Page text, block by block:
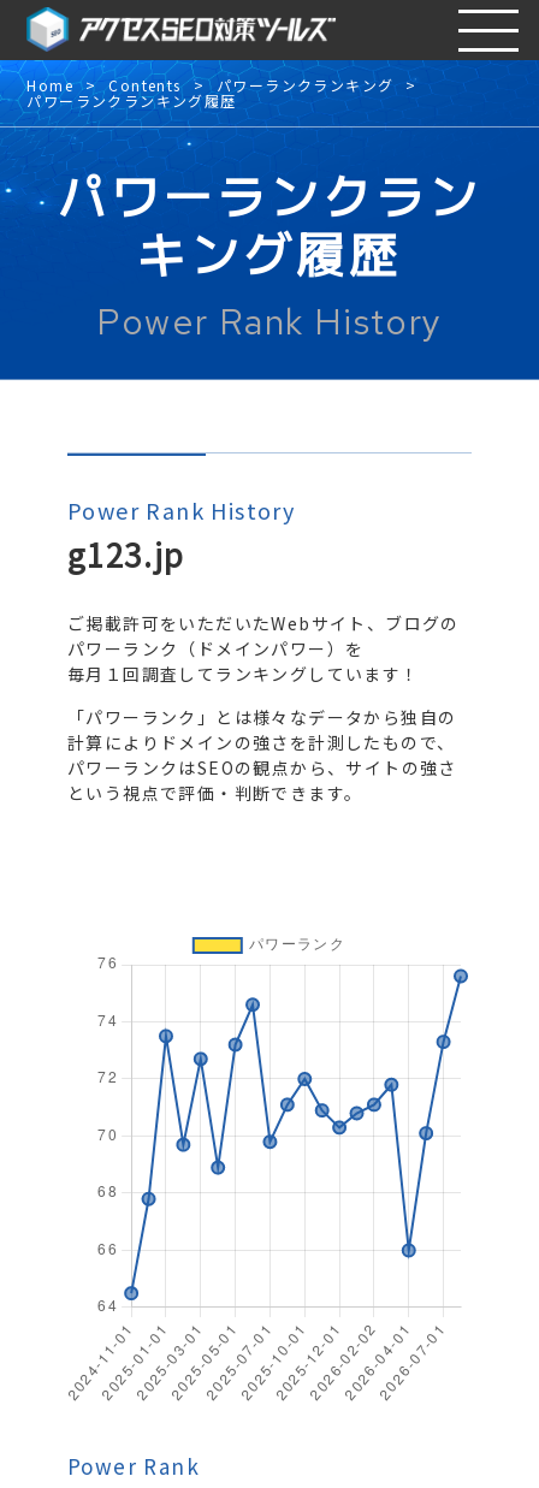
Home Contents パワーランクランキング
パワーランクランキング履歴
パワーランクラン
キング履歴
Power Rank History
Power Rank History
g123.jp
ご掲載許可をいただいたWebサイト、ブログの
パワーランク（ドメインパワー）を
毎月１回調査してランキングしています！
「パワーランク」とは様々なデータから独自の
計算によりドメインの強さを計測したもので、
パワーランクはSEOの観点から、サイトの強さ
という視点で評価・判断できます。
Power Rank